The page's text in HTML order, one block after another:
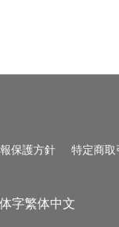
保護方針 特定商取
字繁体中文